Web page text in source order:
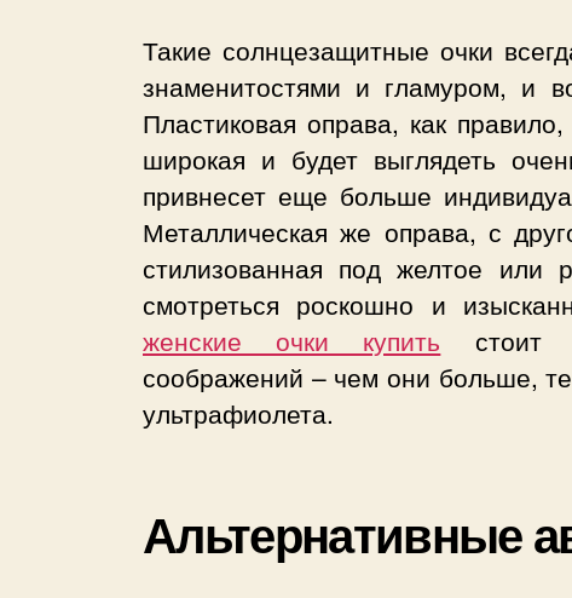
Такие солнцезащитные очки
знаменитостями и гламуром, и
Пластиковая оправа, как
широкая и будет выглядеть
привнесет еще больше
Металлическая же оправа, с
стилизованная под желтое или
смотреться роскошно и
женские очки купить стоит
соображений – чем они больше,
ультрафиолета.
Альтернативные